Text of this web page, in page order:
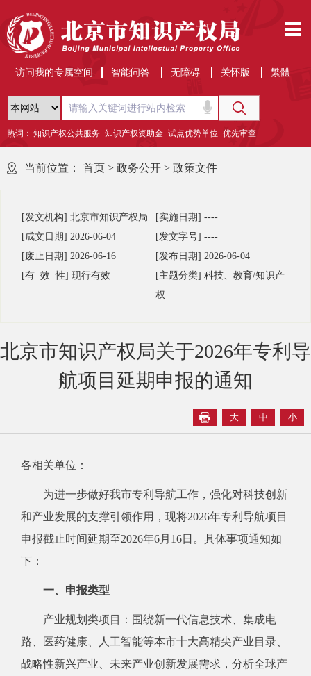
访问我的专属空间 智能问答 无障碍 关怀版 繁體
热词： 知识产权公共服务 知识产权资助金 试点优势单位 优先审查
当前位置： 首页 > 政务公开 > 政策文件
[发文机构] 北京市知识产权局 [实施日期] ----
[成文日期] 2026-06-04 [发文字号] ----
[废止日期] 2026-06-16 [发布日期] 2026-06-04
[有 效 性] 现行有效 [主题分类] 科技、教育/知识产
权
北京市知识产权局关于2026年专利导
航项目延期申报的通知
大 中 小
各相关单位：
为进一步做好我市专利导航工作，强化对科技创新
和产业发展的支撑引领作用，现将2026年专利导航项目
申报截止时间延期至2026年6月16日。具体事项通知如
下：
一、申报类型
产业规划类项目：围绕新一代信息技术、集成电
路、医药健康、人工智能等本市十大高精尖产业目录、
战略性新兴产业、未来产业创新发展需求，分析全球产